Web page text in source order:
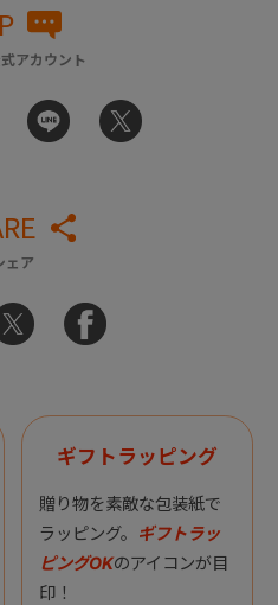
アカウント
ェア
ギフトラッピング
贈り物を素敵な包装紙で
ラッピング。 ギフトラッ
ピングOKのアイコンが目
印！